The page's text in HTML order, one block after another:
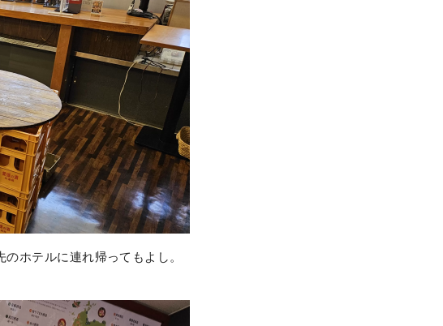
ホテルに連れ帰ってもよし。